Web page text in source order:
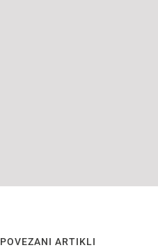
POVEZANI ARTIKLI